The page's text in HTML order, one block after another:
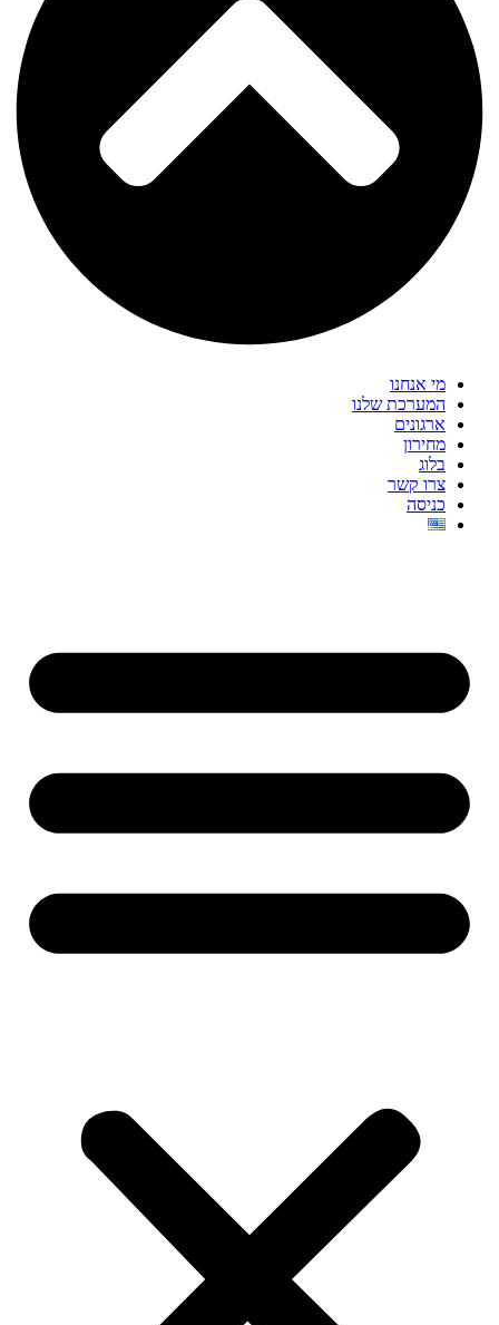
מי אנחנו
המערכת שלנו
ארגונים
מחירון
בלוג
צרו קשר
כניסה